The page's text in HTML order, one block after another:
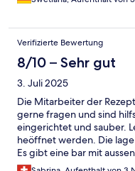
Verifizierte Bewertung
8/10 – Sehr gut
3. Juli 2025
Die Mitarbeiter der
gerne fragen und sind
eingerichtet und sauber.
heöffnet werden. Die
Es gibt eine bar mit
einen Schlummertrunk.